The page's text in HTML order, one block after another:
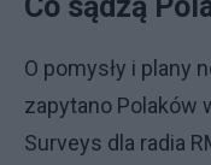
O pomysły i plany
zapytano Polaków
Surveys dla radia